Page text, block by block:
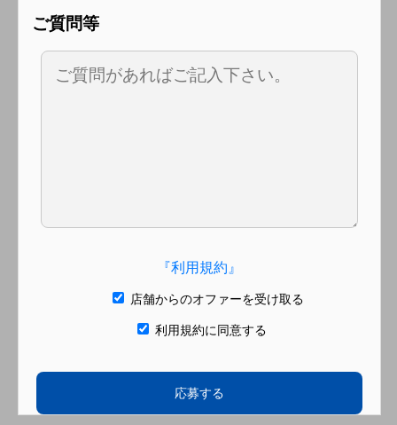
ご質問等
『利用規約』
店舗からのオファーを受け取る
利用規約に同意する